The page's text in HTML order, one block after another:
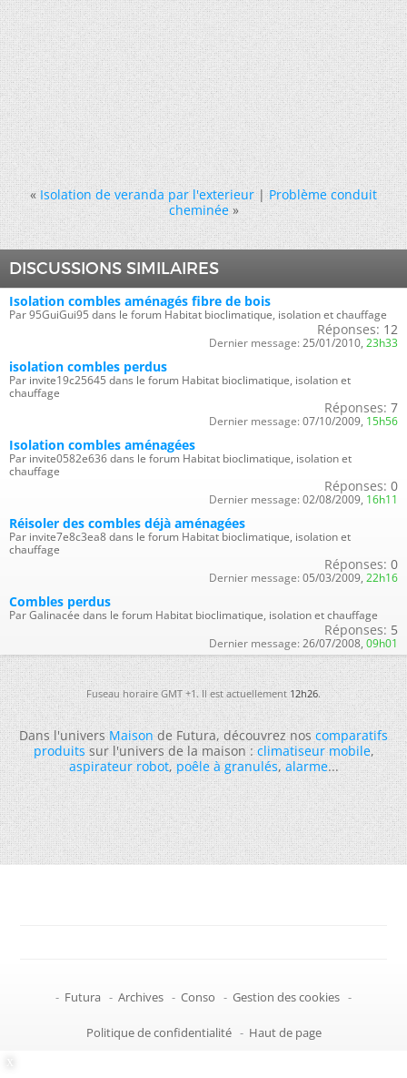
« Isolation de veranda par l'exterieur|Problème conduit
cheminée »
DISCUSSIONS SIMILAIRES
Isolation combles aménagés fibre de bois
Par 95GuiGui95 dans le forum Habitat bioclimatique, isolation et chauffage
Réponses: 12
Dernier message: 25/01/2010, 23h33
isolation combles perdus
Par invite19c25645 dans le forum Habitat bioclimatique, isolation et
chauffage
Réponses: 7
Dernier message: 07/10/2009, 15h56
Isolation combles aménagées
Par invite0582e636 dans le forum Habitat bioclimatique, isolation et
chauffage
Réponses: 0
Dernier message: 02/08/2009, 16h11
Réisoler des combles déjà aménagées
Par invite7e8c3ea8 dans le forum Habitat bioclimatique, isolation et
chauffage
Réponses: 0
Dernier message: 05/03/2009, 22h16
Combles perdus
Par Galinacée dans le forum Habitat bioclimatique, isolation et chauffage
Réponses: 5
Dernier message: 26/07/2008, 09h01
Fuseau horaire GMT +1. Il est actuellement12h26.
Dans l'universMaisonde Futura, découvrez noscomparatifs
produitssur l'univers de la maison :climatiseur mobile,
aspirateur robot,poêle à granulés,alarme...
- Futura - Archives - Conso - Gestion des cookies -
Politique de confidentialité - Haut de page